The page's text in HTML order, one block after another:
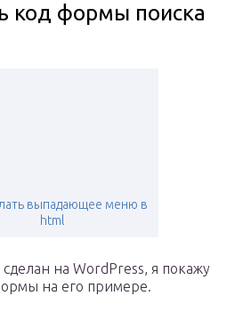
код формы поиска
выпадающее меню в
html
сделан на WordPress, я покажу
на его примере.